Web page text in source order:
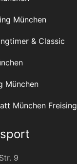
München
& Classic
München
München Freising
9